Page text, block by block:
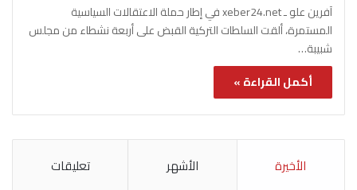
آفرين علو ـ xeber24.net في إطار حملة الاعتقالات السياسية
المستمرة، ألقت السلطات التركية القبض على أربعة نشطاء من مجلس
شبيبة…
أكمل القراءة »
الأخيرة الأشهر تعليقات